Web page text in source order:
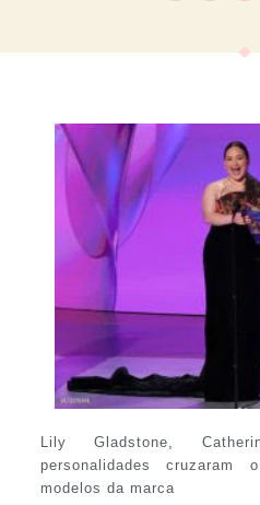
Lily Gladstone,
personalidades cruzaram
modelos da marca